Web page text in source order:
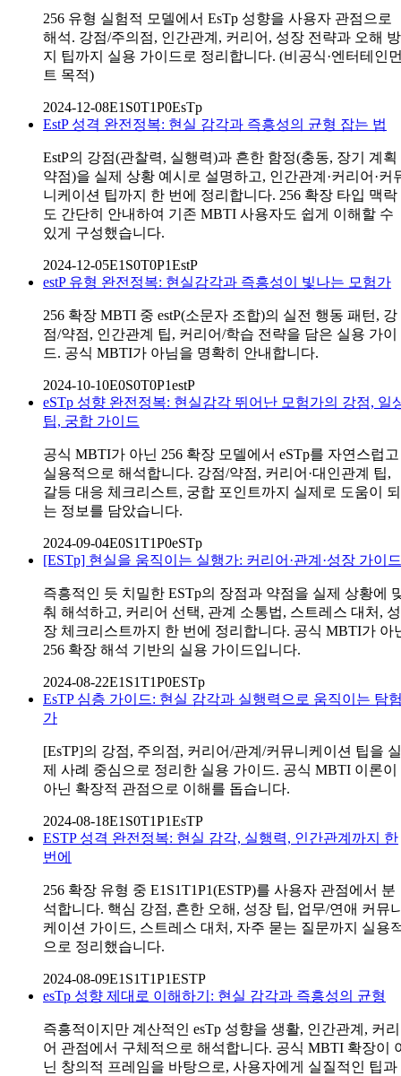
256 유형 실험적 모델에서 EsTp 성향을 사용자 관점으로
해석. 강점/주의점, 인간관계, 커리어, 성장 전략과 오해 방
지 팁까지 실용 가이드로 정리합니다. (비공식·엔터테인
트 목적)
2024-12-08E1S0T1P0EsTp
EstP 성격 완전정복: 현실 감각과 즉흥성의 균형 잡는 법
EstP의 강점(관찰력, 실행력)과 흔한 함정(충동, 장기 계획
약점)을 실제 상황 예시로 설명하고, 인간관계·커리어·커
니케이션 팁까지 한 번에 정리합니다. 256 확장 타입 맥락
도 간단히 안내하여 기존 MBTI 사용자도 쉽게 이해할 수
있게 구성했습니다.
2024-12-05E1S0T0P1EstP
estP 유형 완전정복: 현실감각과 즉흥성이 빛나는 모험가
256 확장 MBTI 중 estP(소문자 조합)의 실전 행동 패턴, 강
점/약점, 인간관계 팁, 커리어/학습 전략을 담은 실용 가이
드. 공식 MBTI가 아님을 명확히 안내합니다.
2024-10-10E0S0T0P1estP
eSTp 성향 완전정복: 현실감각 뛰어난 모험가의 강점, 일
팁, 궁합 가이드
공식 MBTI가 아닌 256 확장 모델에서 eSTp를 자연스럽고
실용적으로 해석합니다. 강점/약점, 커리어·대인관계 팁,
갈등 대응 체크리스트, 궁합 포인트까지 실제로 도움이 되
는 정보를 담았습니다.
2024-09-04E0S1T1P0eSTp
[ESTp] 현실을 움직이는 실행가: 커리어·관계·성장 가이드
즉흥적인 듯 치밀한 ESTp의 장점과 약점을 실제 상황에
춰 해석하고, 커리어 선택, 관계 소통법, 스트레스 대처, 성
장 체크리스트까지 한 번에 정리합니다. 공식 MBTI가 아
256 확장 해석 기반의 실용 가이드입니다.
2024-08-22E1S1T1P0ESTp
EsTP 심층 가이드: 현실 감각과 실행력으로 움직이는 탐
가
[EsTP]의 강점, 주의점, 커리어/관계/커뮤니케이션 팁을 실
제 사례 중심으로 정리한 실용 가이드. 공식 MBTI 이론이
아닌 확장적 관점으로 이해를 돕습니다.
2024-08-18E1S0T1P1EsTP
ESTP 성격 완전정복: 현실 감각, 실행력, 인간관계까지 한
번에
256 확장 유형 중 E1S1T1P1(ESTP)를 사용자 관점에서 분
석합니다. 핵심 강점, 흔한 오해, 성장 팁, 업무/연애 커뮤
케이션 가이드, 스트레스 대처, 자주 묻는 질문까지 실용
으로 정리했습니다.
2024-08-09E1S1T1P1ESTP
esTp 성향 제대로 이해하기: 현실 감각과 즉흥성의 균형
즉흥적이지만 계산적인 esTp 성향을 생활, 인간관계, 커리
어 관점에서 구체적으로 해석합니다. 공식 MBTI 확장이
닌 창의적 프레임을 바탕으로, 사용자에게 실질적인 팁과